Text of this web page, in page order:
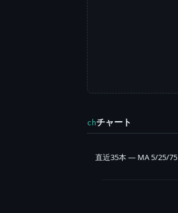
chチャート
直近35本 — MA 5/25/75